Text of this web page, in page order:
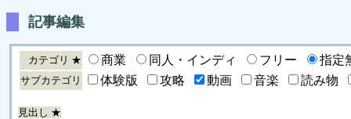
記事編集
カテゴリ ★ 商業 同人・インディ フリー 指定
サブカテゴリ 体験版 攻略 動画 音楽 読み物
見出し ★